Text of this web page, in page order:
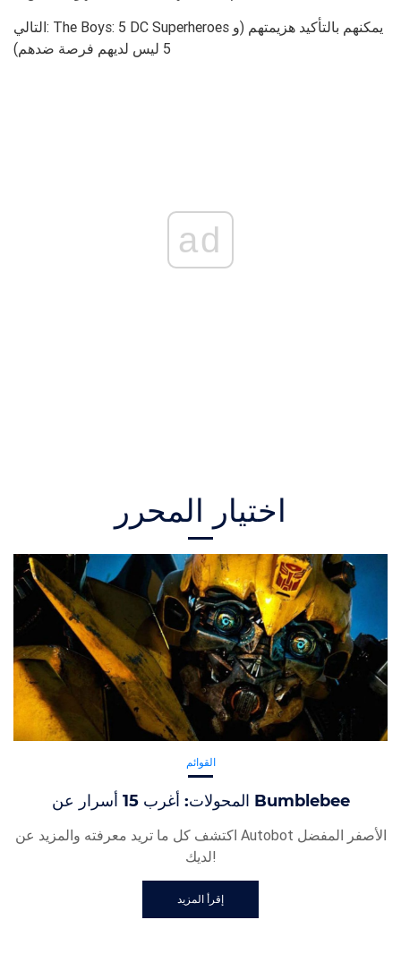
التالي: The Boys: 5 DC Superheroes يمكنهم بالتأكيد هزيمتهم (و
5 ليس لديهم فرصة ضدهم)
ad
اختيار المحرر
القوائم
المحولات: أغرب 15 أسرار عن Bumblebee
اكتشف كل ما تريد معرفته والمزيد عن Autobot الأصفر المفضل
لديك!
إقرأ المزيد